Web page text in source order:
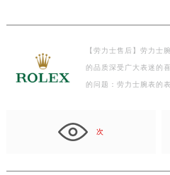
【劳力士售后】劳力士
的品质深受广大表迷的
的问题：劳力士腕表的
次